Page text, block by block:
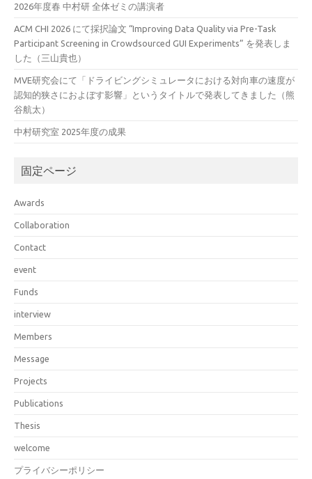
2026年度春 中村研 全体ゼミの講演者
ACM CHI 2026 にて採択論文 “Improving Data Quality via Pre-Task
Participant Screening in Crowdsourced GUI Experiments” を発表しま
した（三山貴也）
MVE研究会にて「ドライビングシミュレータにおける対向車の速度が
認知的狭さにおよぼす影響」というタイトルで発表してきました（熊
谷航太）
中村研究室 2025年度の成果
固定ページ
Awards
Collaboration
Contact
event
Funds
interview
Members
Message
Projects
Publications
Thesis
welcome
プライバシーポリシー